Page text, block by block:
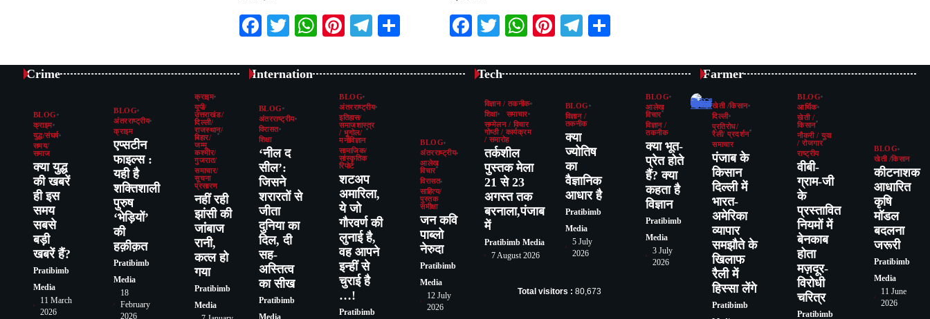
Facebook
TwitterWhatsApp
PinterestTelegram Facebook
TwitterWhatsApp
PinterestTelegram
Crime
BLOG
क्राइम
युद्ध/संघर्ष
समय/
समाज
क्या युद्ध
की खबरें
ही इस
समय
सबसे
बड़ी
खबरें हैं?
Pratibimb
Media
11 March
2026
BLOG
अंतरराष्ट्रीय
क्राइम
एप्सटीन
फाइल्स :
यही है
शक्तिशाली
पुरुष
‘भेड़ियों’
की
हक़ीक़त
Pratibimb
Media
18
February
2026
क्राइम
यूपी/
उत्तराखंड/
दिल्ली/
राजस्थान/
बिहार/
जम्मू
कश्मीर/
गुजरात/
समाचार/
सूचना
प्रसारण
नहीं रही
झांसी की
जांंबाज
रानी,
कत्‍ल हो
गया
Pratibimb
Media
Internation
BLOG
अंतरराष्ट्रीय
विरासत
शिक्षा
‘नील द
सील’:
जिसने
शरारतों से
जीता
दुनिया का
दिल, दी
सह-
अस्तित्व
का सीख
Pratibimb
Media
BLOG
अंतरराष्ट्रीय
इतिहास/
समाजशास्त्र
/ भूगोल/
मनोविज्ञान
सामाजिक/
सांस्कृतिक
रिपोर्ट
शटअप
अमारिला,
ये जो
गौरवर्ण की
लुनाई है,
वह आपने
इन्हीं से
चुराई है
…!
Pratibimb
BLOG
अंतरराष्ट्रीय
आलेख
विचार
विरासत
साहित्य/
पुस्तक
समीक्षा
जन कवि
पाब्लो
नेरुदा
Pratibimb
Media
12 July
2026
Tech
विज्ञान / तकनीक
शिक्षा
समाचार
सम्मेलन / विचार
गोष्ठी / कार्यक्रम
/ समारोह
तर्कशील
पुस्तक मेला
21 से 23
अगस्त तक
बरनाला,पंजाब
में
Pratibimb Media
7 August 2026
BLOG
विज्ञान /
तकनीक
क्या
ज्योतिष
का
वैज्ञानिक
आधार है
Pratibimb
Media
5 July
2026
BLOG
आलेख
विचार
विज्ञान /
तकनीक
क्या भूत-
प्रेत होते
हैं? क्या
कहता है
विज्ञान
Pratibimb
Media
3 July
2026
Total visitors : 80,673
Farmer
खेती /किसान
दिल्ली
प्रतिरोध/
रैली/ प्रदर्शन
समाचार
पंजाब के
किसान
दिल्ली में
भारत-
अमेरिका
व्यापार
समझौते के
खिलाफ
रैली में
हिस्सा लेंगे
Pratibimb
BLOG
आर्थिक
खेती /
किसान
नौकरी / युवा
/ रोजगार
राष्ट्रीय
वीबी-
ग्राम-जी
के
प्रस्तावित
नियमों में
बेनकाब
होता
मज़दूर-
विरोधी
चरित्र
Pratibimb
BLOG
खेती /किसान
कीटनाशक
आधारित
कृषि
मॉडल
बदलना
जरूरी
Pratibimb
Media
11 June
2026